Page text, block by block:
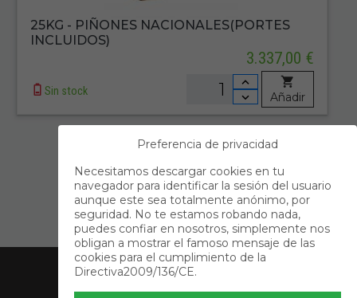
25KG - PIÑONES NACIONALES(PORTES
INCLUIDOS)
3.337,00 €
Sin stock Añadir
1
Siguiente Último
Acerca de Nosotros
Información
Preferencia de privacidad
Necesitamos descargar cookies en tu
navegador para identificar la sesión del usuario
aunque este sea totalmente anónimo, por
seguridad. No te estamos robando nada,
puedes confiar en nosotros, simplemente nos
obligan a mostrar el famoso mensaje de las
cookies para el cumplimiento de la
Directiva2009/136/CE.